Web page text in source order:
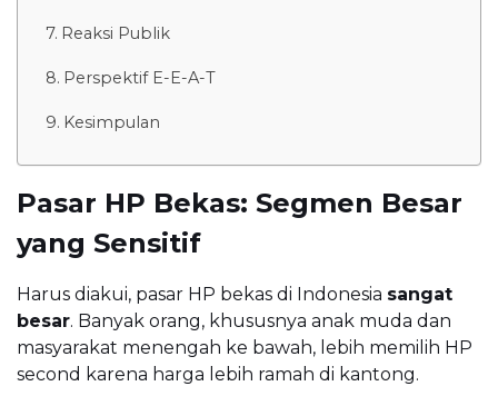
Reaksi Publik
Perspektif E-E-A-T
Kesimpulan
Pasar HP Bekas: Segmen Besar
yang Sensitif
Harus diakui, pasar HP bekas di Indonesia sangat
besar. Banyak orang, khususnya anak muda dan
masyarakat menengah ke bawah, lebih memilih HP
second karena harga lebih ramah di kantong.